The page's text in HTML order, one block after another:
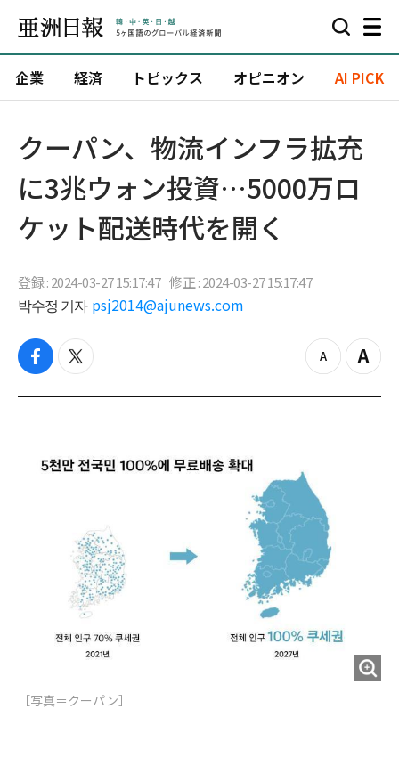
企業 経済 トピックス オピニオン AI PICK
クーパン、物流インフラ拡充
に3兆ウォン投資…5000万ロ
ケット配送時代を開く
登録 : 2024-03-27 15:17:47 修正 : 2024-03-27 15:17:47
박수정 기자 psj2014@ajunews.com
f
c
o
t
i
r
z
o
Z
o
［写真＝クーパン］